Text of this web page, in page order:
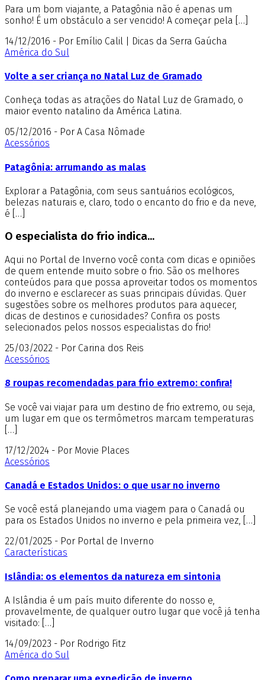
Para um bom viajante, a Patagônia não é apenas um
sonho! É um obstáculo a ser vencido! A começar pela […]
14/12/2016 - Por Emílio Calil | Dicas da Serra Gaúcha
América do Sul
Volte a ser criança no Natal Luz de Gramado
Conheça todas as atrações do Natal Luz de Gramado, o
maior evento natalino da América Latina.
05/12/2016 - Por A Casa Nômade
Acessórios
Patagônia: arrumando as malas
Explorar a Patagônia, com seus santuários ecológicos,
belezas naturais e, claro, todo o encanto do frio e da neve,
é […]
O especialista do frio indica...
Aqui no Portal de Inverno você conta com dicas e opiniões
de quem entende muito sobre o frio. São os melhores
conteúdos para que possa aproveitar todos os momentos
do inverno e esclarecer as suas principais dúvidas. Quer
sugestões sobre os melhores produtos para aquecer,
dicas de destinos e curiosidades? Confira os posts
selecionados pelos nossos especialistas do frio!
25/03/2022 - Por Carina dos Reis
Acessórios
8 roupas recomendadas para frio extremo: confira!
Se você vai viajar para um destino de frio extremo, ou seja,
um lugar em que os termômetros marcam temperaturas
[…]
17/12/2024 - Por Movie Places
Acessórios
Canadá e Estados Unidos: o que usar no inverno
Se você está planejando uma viagem para o Canadá ou
para os Estados Unidos no inverno e pela primeira vez, […]
22/01/2025 - Por Portal de Inverno
Características
Islândia: os elementos da natureza em sintonia
A Islândia é um país muito diferente do nosso e,
provavelmente, de qualquer outro lugar que você já tenha
visitado: […]
14/09/2023 - Por Rodrigo Fitz
América do Sul